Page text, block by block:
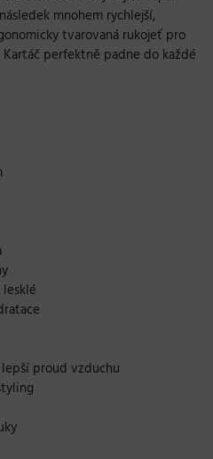
mnohem rychlejší,
tvarovaná rukojeť pro
perfektně padne do každé
proud vzduchu